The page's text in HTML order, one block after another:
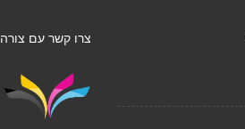
צרו קשר עם צורה